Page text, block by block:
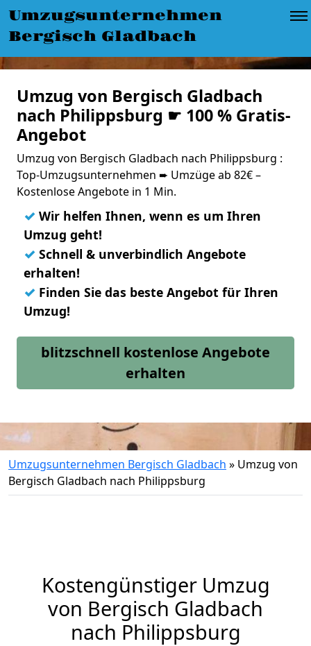
Umzugsunternehmen
Bergisch Gladbach
Umzug von Bergisch Gladbach
nach Philippsburg ☛ 100 % Gratis-
Angebot
Umzug von Bergisch Gladbach nach Philippsburg :
Top-Umzugsunternehmen ➨ Umzüge ab 82€ –
Kostenlose Angebote in 1 Min.
✓ Wir helfen Ihnen, wenn es um Ihren
Umzug geht!
✓ Schnell & unverbindlich Angebote
erhalten!
✓ Finden Sie das beste Angebot für Ihren
Umzug!
blitzschnell kostenlose Angebote
erhalten
Umzugsunternehmen Bergisch Gladbach » Umzug von
Bergisch Gladbach nach Philippsburg
Kostengünstiger Umzug
von Bergisch Gladbach
nach Philippsburg